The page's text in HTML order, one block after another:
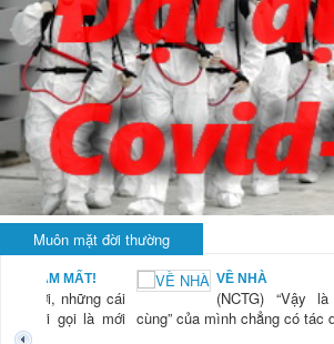
Muôn mặt đời thường
NAM MẤT!
“Xời, những cái
mới gọi là mới
VỀ NHÀ
(NCTG) “Vậy
cùng” của mình chẳng có tác